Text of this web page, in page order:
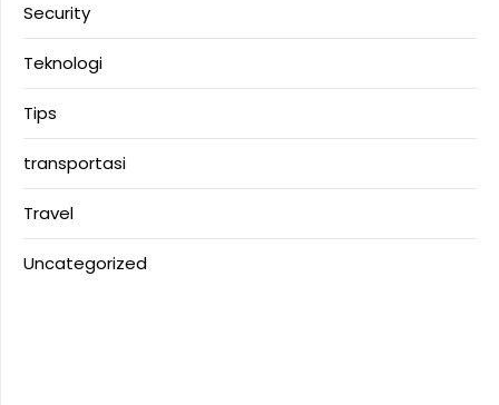
Security
Teknologi
Tips
transportasi
Travel
Uncategorized